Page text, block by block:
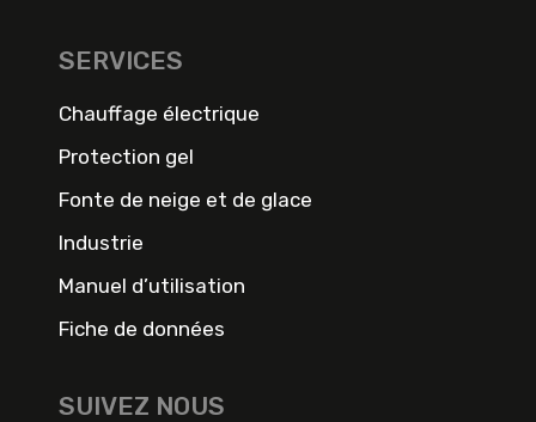
SERVICES
Chauffage électrique
Protection gel
Fonte de neige et de glace
Industrie
Manuel d’utilisation
Fiche de données
SUIVEZ NOUS